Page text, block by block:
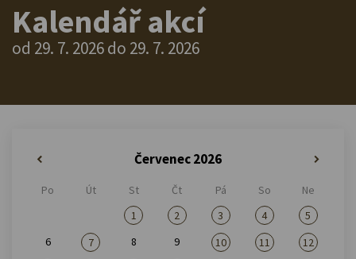
Kalendář akcí
od 29. 7. 2026 do 29. 7. 2026
Červenec 2026
Po Út St Čt Pá So
Ne
1
2 3 4
5
6
7 8 9 10 11
12